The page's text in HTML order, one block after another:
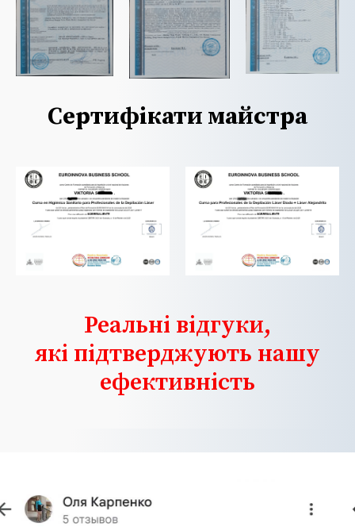
Сертифікати майстра
Реальні відгуки,
які підтверджують нашу
ефективність